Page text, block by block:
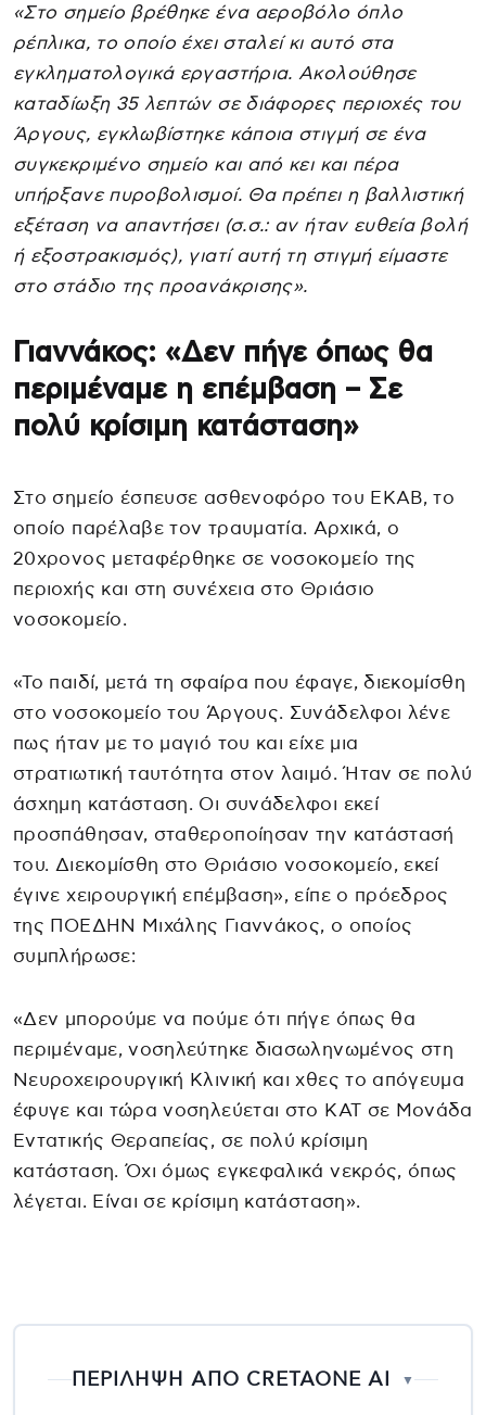
«Στο σημείο βρέθηκε ένα αεροβόλο όπλο
ρέπλικα, το οποίο έχει σταλεί κι αυτό στα
εγκληματολογικά εργαστήρια. Ακολούθησε
καταδίωξη 35 λεπτών σε διάφορες περιοχές του
Άργους, εγκλωβίστηκε κάποια στιγμή σε ένα
συγκεκριμένο σημείο και από κει και πέρα
υπήρξανε πυροβολισμοί. Θα πρέπει η βαλλιστική
εξέταση να απαντήσει (σ.σ.: αν ήταν ευθεία βολή
ή εξοστρακισμός), γιατί αυτή τη στιγμή είμαστε
στο στάδιο της προανάκρισης».
Γιαννάκος: «Δεν πήγε όπως θα
περιμέναμε η επέμβαση – Σε
πολύ κρίσιμη κατάσταση»
Στο σημείο έσπευσε ασθενοφόρο του ΕΚΑΒ, το
οποίο παρέλαβε τον τραυματία. Αρχικά, ο
20χρονος μεταφέρθηκε σε νοσοκομείο της
περιοχής και στη συνέχεια στο Θριάσιο
νοσοκομείο.
«Το παιδί, μετά τη σφαίρα που έφαγε, διεκομίσθη
στο νοσοκομείο του Άργους. Συνάδελφοι λένε
πως ήταν με το μαγιό του και είχε μια
στρατιωτική ταυτότητα στον λαιμό. Ήταν σε πολύ
άσχημη κατάσταση. Οι συνάδελφοι εκεί
προσπάθησαν, σταθεροποίησαν την κατάστασή
του. Διεκομίσθη στο Θριάσιο νοσοκομείο, εκεί
έγινε χειρουργική επέμβαση», είπε ο πρόεδρος
της ΠΟΕΔΗΝ Μιχάλης Γιαννάκος, ο οποίος
συμπλήρωσε:
«Δεν μπορούμε να πούμε ότι πήγε όπως θα
περιμέναμε, νοσηλεύτηκε διασωληνωμένος στη
Νευροχειρουργική Κλινική και χθες το απόγευμα
έφυγε και τώρα νοσηλεύεται στο ΚΑΤ σε Μονάδα
Εντατικής Θεραπείας, σε πολύ κρίσιμη
κατάσταση. Όχι όμως εγκεφαλικά νεκρός, όπως
λέγεται. Είναι σε κρίσιμη κατάσταση».
ΠΕΡΙΛΗΨΗ ΑΠΟ CRETAONE AI ▼